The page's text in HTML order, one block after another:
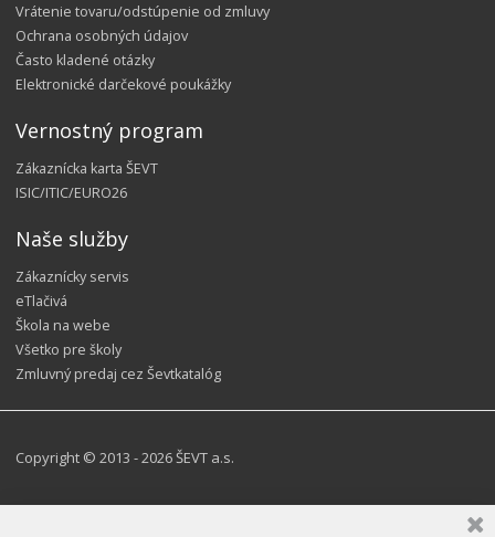
Vrátenie tovaru/odstúpenie od zmluvy
Ochrana osobných údajov
Často kladené otázky
Elektronické darčekové poukážky
Vernostný program
Zákaznícka karta ŠEVT
ISIC/ITIC/EURO26
Naše služby
Zákaznícky servis
eTlačivá
Škola na webe
Všetko pre školy
Zmluvný predaj cez Ševtkatalóg
Copyright © 2013 - 2026 ŠEVT a.s.